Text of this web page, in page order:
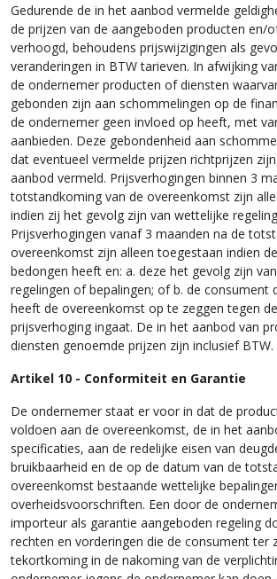
Gedurende de in het aanbod vermelde
de prijzen van de aangeboden producten en/
verhoogd, behoudens prijswijzigingen als
veranderingen in BTW tarieven. In afwijking
de ondernemer producten of diensten
gebonden zijn aan schommelingen op de
de ondernemer geen invloed op heeft, met
aanbieden. Deze gebondenheid aan
dat eventueel vermelde prijzen richtprijzen
aanbod vermeld. Prijsverhogingen binnen 3
totstandkoming van de overeenkomst zijn
indien zij het gevolg zijn van wettelijke
Prijsverhogingen vanaf 3 maanden na de
overeenkomst zijn alleen toegestaan indien
bedongen heeft en: a. deze het gevolg zijn
regelingen of bepalingen; of b. de consument
heeft de overeenkomst op te zeggen tegen
prijsverhoging ingaat. De in het aanbod van
diensten genoemde prijzen zijn inclusief BTW.
Artikel 10 - Conformiteit en Garantie
De ondernemer staat er voor in dat de
voldoen aan de overeenkomst, de in het
specificaties, aan de redelijke eisen van
bruikbaarheid en de op de datum van de
overeenkomst bestaande wettelijke
overheidsvoorschriften. Een door de
importeur als garantie aangeboden regeling
rechten en vorderingen die de consument ter
tekortkoming in de nakoming van de